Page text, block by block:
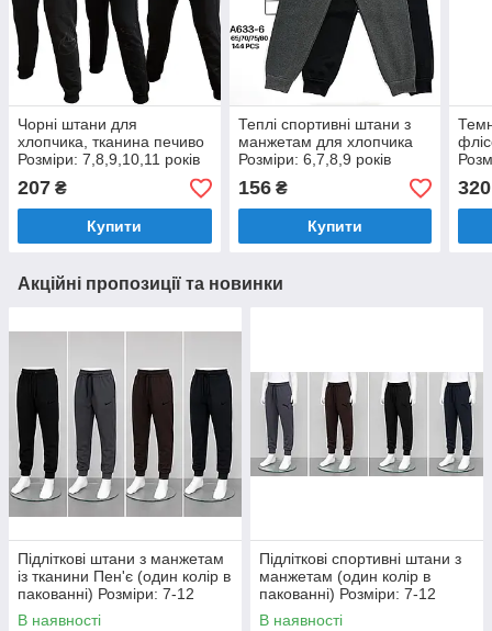
Чорні штани для
хлопчика, тканина печиво
Розміри: 7,8,9,10,11 років
(L27013)
207 ₴
Купити
Теплі спортивні штани з
манжетам для хлопчика
Розміри: 6,7,8,9 років
(16175-2)
156₴
Купити
Акційні пропозиції та новинки
Підліткові штани з манжетам
із тканини Пен'є (один колір в
пакованні) Розміри: 7-12
років (36134)
В наявності
Підліткові спортивні штани з
манжетам (один колір в
пакованні) Розміри: 7-12
років (36133)
В наявності